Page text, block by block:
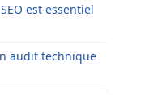
est essentiel
audit technique